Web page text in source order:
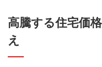
高騰する住宅価
え